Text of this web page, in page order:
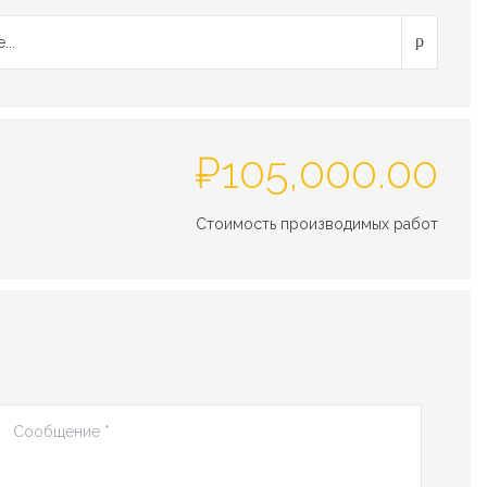
₽105,000.00
Стоимость производимых работ